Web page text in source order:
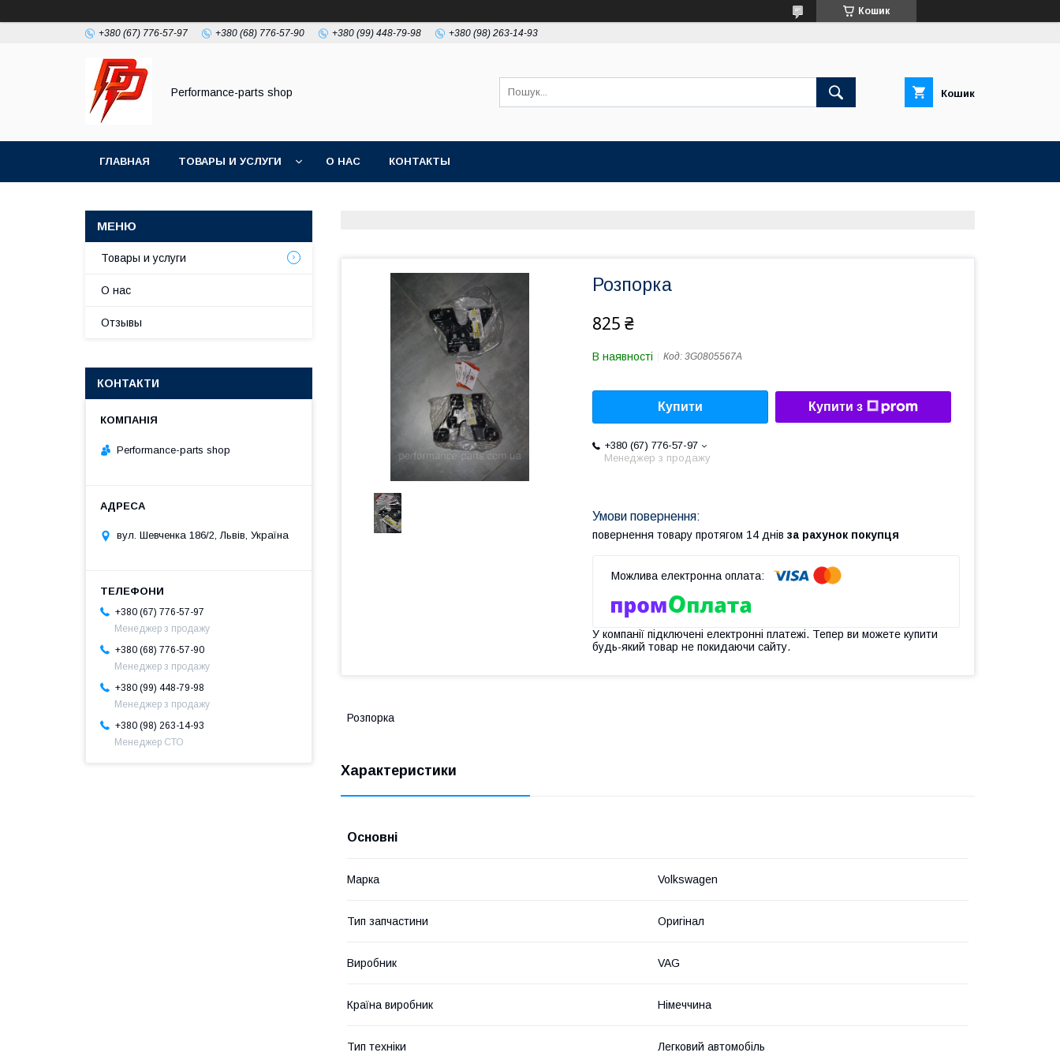
Кошик
+380 (67) 776-57-97 +380 (68) 776-57-90 +380 (99) 448-79-98 +380 (98) 263-14-93
Performance-parts shop Кошик
ГЛАВНАЯ ТОВАРЫ И УСЛУГИ О НАС КОНТАКТЫ
Розпорка
825 ₴
В наявності Код: 3G0805567A
Купити Купити з
+380 (67) 776-57-97
Менеджер з продажу
повернення товару протягом 14 днів за рахунок покупця
У компанії підключені електронні платежі. Тепер ви можете купити
будь-який товар не покидаючи сайту.
Розпорка
Характеристики
Основні
Марка Volkswagen
Тип запчастини Оригінал
Виробник VAG
Країна виробник Німеччина
Тип техніки Легковий автомобіль
Товары и услуги
О нас
Отзывы
КОНТАКТИ
Performance-parts shop
вул. Шевченка 186/2, Львів, Україна
+380 (67) 776-57-97
Менеджер з продажу
+380 (68) 776-57-90
Менеджер з продажу
+380 (99) 448-79-98
Менеджер з продажу
+380 (98) 263-14-93
Менеджер СТО